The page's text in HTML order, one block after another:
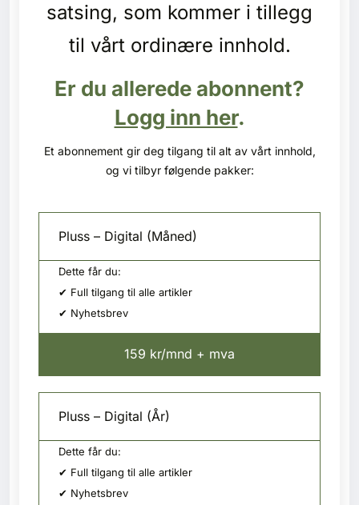
SE BLADARKIV
satsing, som kommer i tillegg
til vårt ordinære innhold.
Er du allerede abonnent?
Logg inn her.
Et abonnement gir deg tilgang til alt av vårt innhold,
og vi tilbyr følgende pakker:
Pluss – Digital (Måned)
Dette får du:
✔ Full tilgang til alle artikler
✔ Nyhetsbrev
159 kr/mnd + mva
Pluss – Digital (År)
Dette får du:
✔ Full tilgang til alle artikler
✔ Nyhetsbrev